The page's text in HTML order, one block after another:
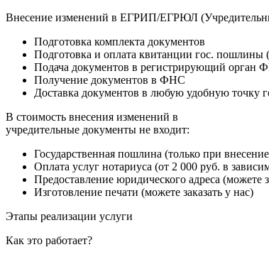
Внесение изменений в ЕГРИП/ЕГРЮЛ
Подготовка комплекта документов
Подготовка и оплата квитанции гос. пошлины
Подача документов в регистрирующий орган
Получение документов в ФНС
Доставка документов в любую удобную точку
В стоимость внесения изменений в
учредительные документы не входит:
Государственная пошлина (только при
Оплата услуг нотариуса (от 2 000 руб. в
Предоставление юридического адреса (можете
Изготовление печати (можете заказать у нас)
Этапы реализации услуги
Как это работает?